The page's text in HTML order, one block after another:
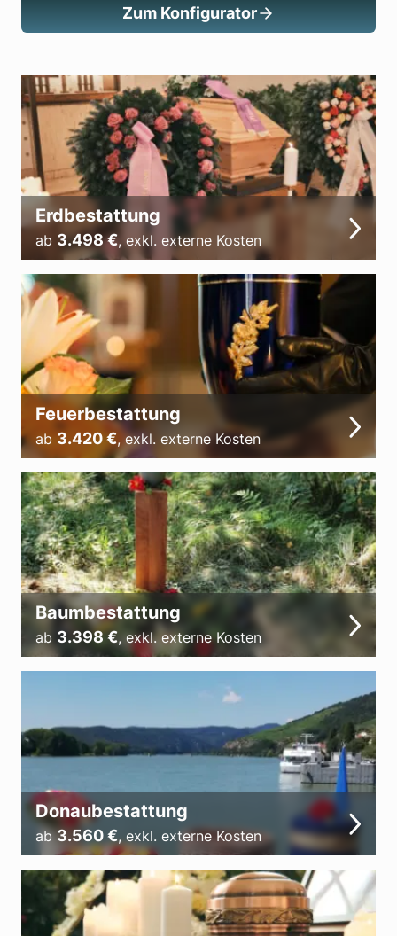
Zum Konfigurator
Erdbestattung
ab 3.498€, exkl. externe Kosten
Feuerbestattung
ab 3.420€, exkl. externe Kosten
Baumbestattung
ab 3.398€, exkl. externe Kosten
Donaubestattung
ab3.560€, exkl. externe Kosten